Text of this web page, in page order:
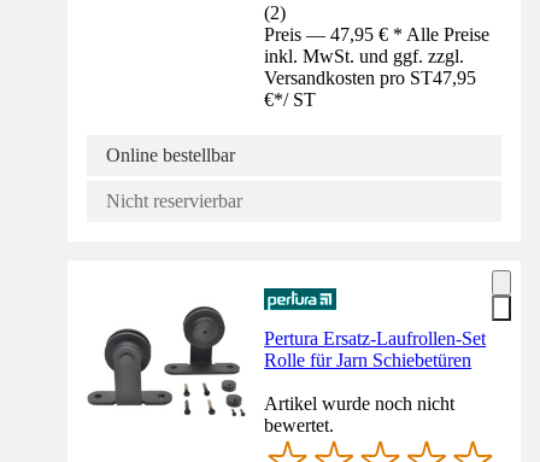
(2)
Preis — 47,95 € * Alle Preise
inkl. MwSt. und ggf. zzgl.
Versandkosten pro ST47,95
€*/ ST
Online bestellbar
Nicht reservierbar
Pertura Ersatz-Laufrollen-Set
Rolle für Jarn Schiebetüren
Artikel wurde noch nicht
bewertet.